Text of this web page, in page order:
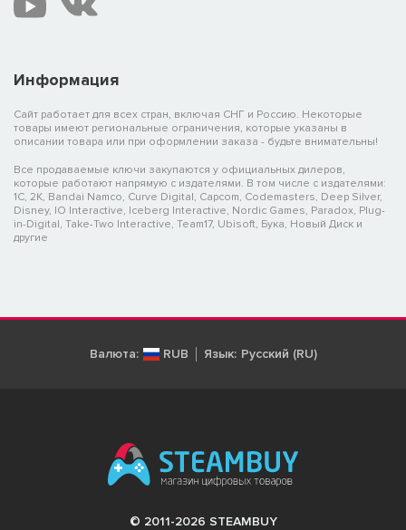
Информация
Сайт работает для всех стран, включая СНГ и Россию. Некоторые
товары имеют региональные ограничения, которые указаны в
описании товара или при оформлении заказа - будьте внимательны!
Все продаваемые ключи закупаются у официальных дилеров,
которые работают напрямую с издателями. В том числе с издателями:
1C, 2K, Bandai Namco, Curve Digital, Capcom, Codemasters, Deep Silver,
Disney, IO Interactive, Iceberg Interactive, Nordic Games, Paradox, Plug-
in-Digital, Take-Two Interactive, Team17, Ubisoft, Бука, Новый Диск и
другие
Валюта: RUB Язык: Русский (RU)
© 2011-2026 STEAMBUY